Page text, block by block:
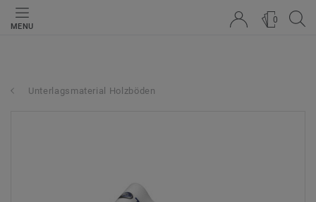
MENU
0
Unterlagsmaterial Holzböden